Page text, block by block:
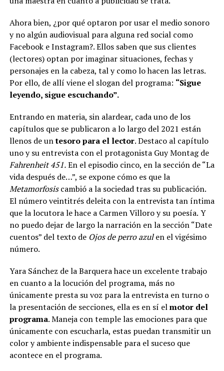
Ahora bien, ¿por qué optaron por usar el medio sonoro
y no algún audiovisual para alguna red social como
Facebook e Instagram?. Ellos saben que sus clientes
(lectores) optan por imaginar situaciones, fechas y
personajes en la cabeza, tal y como lo hacen las letras.
Por ello, de allí viene el slogan del programa: “Sigue
leyendo, sigue escuchando”.
Entrando en materia, sin alardear, cada uno de los
capítulos que se publicaron a lo largo del 2021 están
llenos de untesoro para el lector. Destaco al capítulo
uno y su entrevista con el protagonista Guy Montag de
Fahrenheit 451.En el episodio cinco, en la sección de “La
vida después de…”, se expone cómo es que la
Metamorfosiscambió a la sociedad tras su publicación.
El número veintitrés deleita con la entrevista tan íntima
que la locutora le hace a Carmen Villoro y su poesía. Y
no puedo dejar de largo la narración en la sección “Date
cuentos” del texto de Ojos de perro azulen el vigésimo
número.
Yara Sánchez de la Barquera hace un excelente trabajo
en cuanto a la locución del programa, más no
únicamente presta su voz para la entrevista en turno o
la presentación de secciones, ella es en sí elmotor del
programa. Maneja con temple las emociones para que
únicamente con escucharla, estas puedan transmitir un
color y ambiente indispensable para el suceso que
acontece en el programa.